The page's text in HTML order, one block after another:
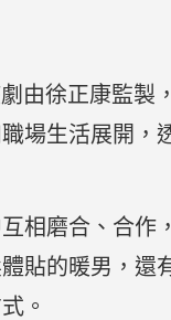
由徐正康監製
場生活展開，
相磨合、合作
貼的暖男，還
。